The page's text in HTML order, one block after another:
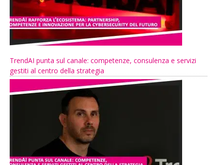
TrendAI punta sul canale: competenze, consulenza e servizi
gestiti al centro della strategia